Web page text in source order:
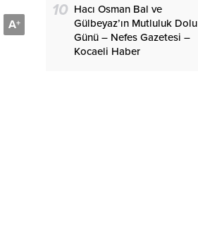
A+
10 Hacı Osman Bal ve
Gülbeyaz’ın Mutluluk Dolu
Günü – Nefes Gazetesi –
Kocaeli Haber